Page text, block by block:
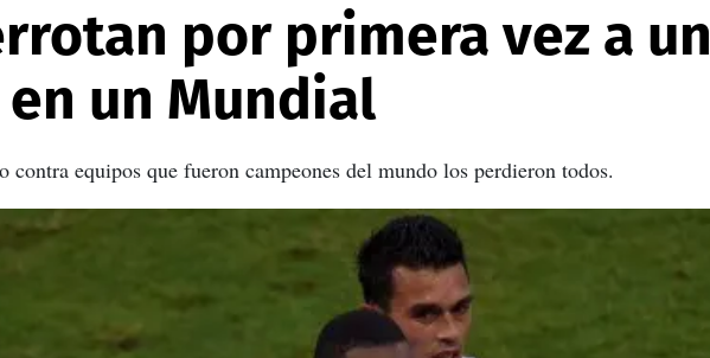
por primera vez a un
un Mundial
contra equipos que fueron campeones del mundo los perdieron todos.